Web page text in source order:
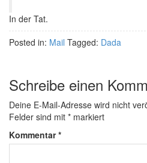
In der Tat.
Posted in: Mail Tagged: Dada
Schreibe einen
Deine E-Mail-Adresse wird nicht
Felder sind mit * markiert
Kommentar*